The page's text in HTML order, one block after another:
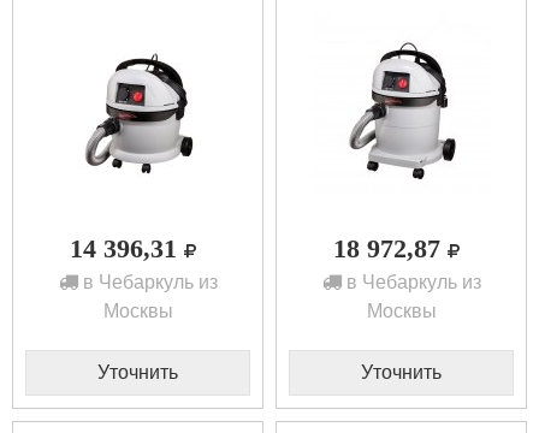
14 396,31
в Чебаркуль из
Москвы
Уточнить
18 972,87
в Чебаркуль из
Москвы
Уточнить